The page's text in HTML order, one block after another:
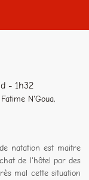
- 1h32
N'Goua,
natation est maitre
de l'hôtel par des
mal cette situation